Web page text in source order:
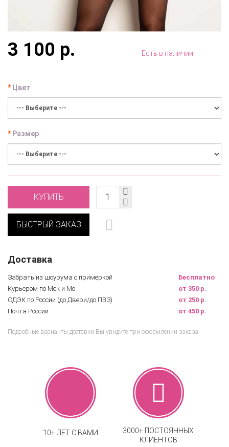
3 100 р. Есть в наличии
Цвет
Размер
КУПИТЬ
БЫСТРЫЙ ЗАКАЗ
Доставка
Забрать из шоурума с примеркой
Бесплатно
Курьером по Мск и Мо
от 350 р.
СДЭК по России (до Двери/до ПВЗ)
от 250 р.
Почта России
от 450 р.
Подробные варианты доставки Вы увидите при оформлении заказа
10+ ЛЕТ С ВАМИ
3000+ ПОСТОЯННЫХ
КЛИЕНТОВ